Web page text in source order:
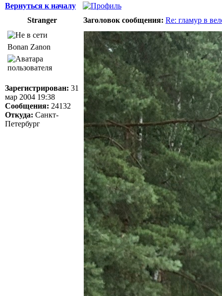
Вернуться к началу
Stranger
Заголовок сообщения: Re: гламур в
Bonan Zanon
Зарегистрирован: 31
мар 2004 19:38
Сообщения: 24132
Откуда: Санкт-
Петербург